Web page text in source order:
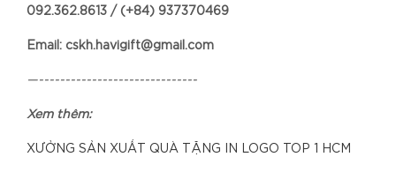
092.362.8613 / (+84) 937370469
Email: cskh.havigift@gmail.com
—------------------------------
Xem thêm:
XƯỞNG SẢN XUẤT QUÀ TẶNG IN LOGO TOP 1 HCM